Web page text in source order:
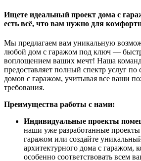
Ищете идеальный проект дома с
есть всё, что вам нужно для
Мы предлагаем вам уникальную
любой дом с гаражом под ключ —
воплощением ваших мечт! Наша
предоставляет полный спектр услуг по
домов с гаражом, учитывая все ваши
требования.
Преимущества работы с нами:
Индивидуальные проекты
наши уже разработанные
гаражом или создайте
архитектурного дома с гаражом,
особенно соответствовать всем